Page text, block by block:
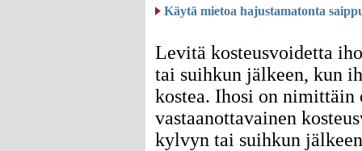
Käytä mietoa hajustamatonta
Levitä kosteusvoidetta
tai suihkun jälkeen, kun
kostea. Ihosi on nimittäin
vastaanottavainen
kylvyn tai suihkun